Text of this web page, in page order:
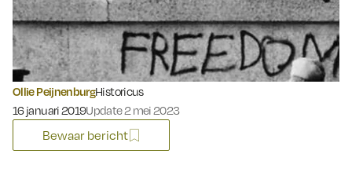
Ollie PeijnenburgHistoricus
Gepubliceerd op:
16 januari 2019Update 2 mei 2023
Bewaar bericht